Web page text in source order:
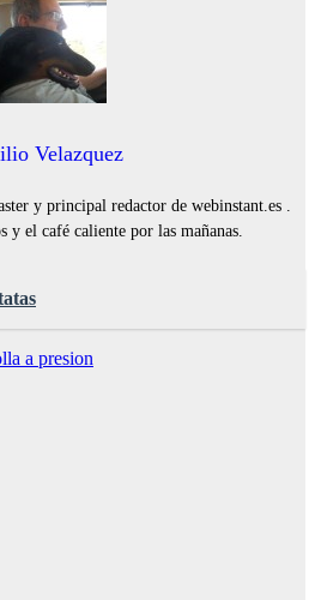
Velazquez
y principal redactor de webinstant.es .
y el café caliente por las mañanas.
a presion